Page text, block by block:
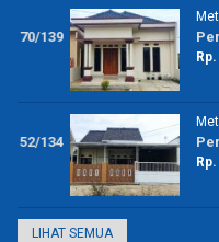
Metro Barat
Rp.
Metro Barat
Rp.
LIHAT SEMUA